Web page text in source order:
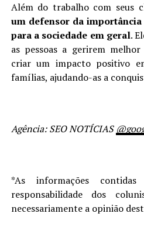
Além do trabalho com seus
um defensor da
para a sociedade em geral.
as pessoas a gerirem
criar um impacto positivo
famílias, ajudando-as a
Agência: SEO NOTÍCIAS
*As informações
responsabilidade dos
necessariamente a opinião